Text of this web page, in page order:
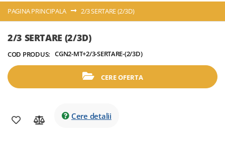
PAGINA PRINCIPALA 2/3 SERTARE (2/3D)
Skip
the
end
of
the
Skip
the
beginning
of
the
2/3 SERTARE (2/3D)
COD PRODUS: CGN2-MT+2/3-SERTARE-(2/3D)
CERE OFERTA
Cere detalii